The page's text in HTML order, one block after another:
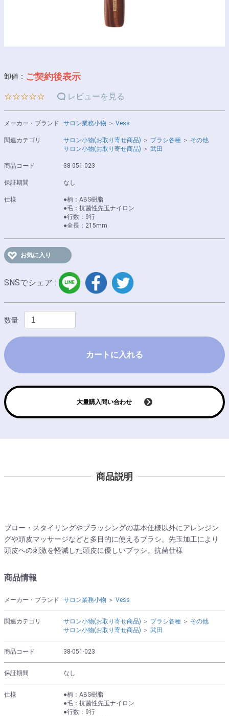
卸値： ご契約後表示
☆☆☆☆☆ レビューを見る
メーカー・ブランド サロン業務小物 ＞ Vess
関連カテゴリ サロン小物(お取り寄せ商品) ＞ ブラシ各種 ＞ その他
サロン小物(お取り寄せ商品) ＞ 武田
商品コード 38-051-023
保証期間 なし
仕様
●柄：ABS樹脂
●毛：抗菌性先玉ナイロン
●行数：9行
●全長：215mm
お気に入り
SNSでシェア :
LINE facebook
数量
カートに入れる
大量購入問い合わせ
商品説明
ブロー・スタイリングやブラッシングの基本仕様以外にアレンジン
グや頭皮マッサージなどと多目的に使えるブラシ。先玉加工により
頭皮への刺激を軽減した頭皮に優しいブラシ。抗菌仕様
商品情報
メーカー・ブランド サロン業務小物 ＞ Vess
関連カテゴリ サロン小物(お取り寄せ商品) ＞ ブラシ各種 ＞ その他
サロン小物(お取り寄せ商品) ＞ 武田
商品コード 38-051-023
保証期間 なし
仕様
●柄：ABS樹脂
●毛：抗菌性先玉ナイロン
●行数：9行